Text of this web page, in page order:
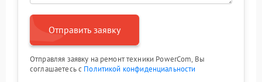
Отправить заявку
Отправляя заявку на ремонт техники PowerCom, Вы
соглашаетесь с Политикой конфиденциальности